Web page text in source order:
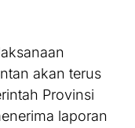
akan terus
Provinsi
laporan